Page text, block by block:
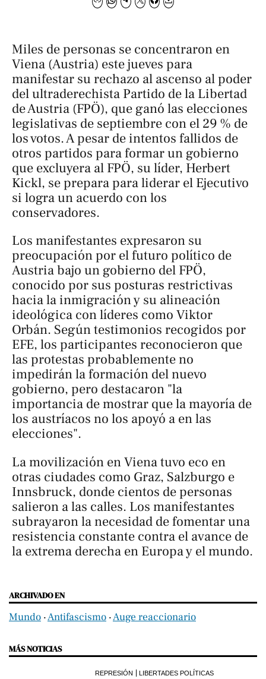
Miles de personas se concentraron en
Viena (Austria) este jueves para
manifestar su rechazo al ascenso al poder
del ultraderechista Partido de la Libertad
de Austria (FPÖ), que ganó las elecciones
legislativas de septiembre con el 29 % de
los votos. A pesar de intentos fallidos de
otros partidos para formar un gobierno
que excluyera al FPÖ, su líder, Herbert
Kickl, se prepara para liderar el Ejecutivo
si logra un acuerdo con los
conservadores.
Los manifestantes expresaron su
preocupación por el futuro político de
Austria bajo un gobierno del FPÖ,
conocido por sus posturas restrictivas
hacia la inmigración y su alineación
ideológica con líderes como Viktor
Orbán. Según testimonios recogidos por
EFE, los participantes reconocieron que
las protestas probablemente no
impedirán la formación del nuevo
gobierno, pero destacaron "la
importancia de mostrar que la mayoría de
los austríacos no los apoyó a en las
elecciones".
La movilización en Viena tuvo eco en
otras ciudades como Graz, Salzburgo e
Innsbruck, donde cientos de personas
salieron a las calles. Los manifestantes
subrayaron la necesidad de fomentar una
resistencia constante contra el avance de
la extrema derecha en Europa y el mundo.
ARCHIVADO EN
Mundo ‧Antifascismo ‧Auge reaccionario
MÁS NOTICIAS
REPRESIÓN LIBERTADES POLÍTICAS